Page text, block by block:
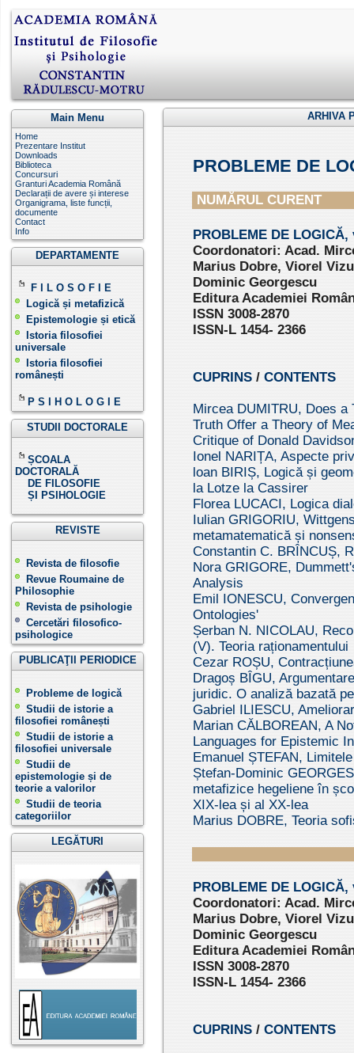
Main Menu
Home
Prezentare Institut
Downloads
Biblioteca
Concursuri
Granturi Academia Română
Declarații de avere și interese
Organigrama, liste funcții,
documente
Contact
Info
DEPARTAMENTE
F I L O S O F I E
Logică și metafizică
Epistemologie și etică
Istoria filosofiei
universale
Istoria filosofiei
românești
P S I H O L O G I E
STUDII DOCTORALE
ȘCOALA
DOCTORALĂ
DE FILOSOFIE
ȘI PSIHOLOGIE
REVISTE
Revista de filosofie
Revue Roumaine de
Philosophie
Revista de psihologie
Cercetări filosofico-
psihologice
PUBLICAŢII PERIODICE
Probleme de logică
Studii de istorie a
filosofiei românești
Studii de istorie a
filosofiei universale
Studii de
epistemologie și de
teorie a valorilor
Studii de teoria
categoriilor
LEGĂTURI
ARHIVA
PROBLEME DE
NUMĂRUL CURENT
PROBLEME DE
Coordonatori: Acad.
Marius Dobre, Viorel
Dominic Georgescu
Editura Academiei
ISSN 3008-2870
ISSN-L 1454- 2366
CUPRINS / CONTENTS
Mircea DUMITRU, Does a
Truth Offer a Theory of
Critique of Donald
Ionel NARIȚA, Aspecte
loan BIRIȘ, Logică și
la Lotze la Cassirer
Florea LUCACI, Logica
Iulian GRIGORIU,
metamatematică și
Constantin C. BRÎNCUȘ,
Nora GRIGORE,
Analysis
Emil IONESCU,
Ontologies'
Șerban N. NICOLAU,
(V). Teoria raționamentului
Cezar ROȘU,
Dragoș BÎGU,
juridic. O analiză bazată
Gabriel ILIESCU,
Marian CĂLBOREAN, A
Languages for Epistemic
Emanuel ȘTEFAN,
Ștefan-Dominic
metafizice hegeliene în
XIX-lea și al XX-lea
Marius DOBRE, Teoria
PROBLEME DE LOGICĂ,
Coordonatori: Acad.
Marius Dobre, Viorel
Dominic Georgescu
Editura Academiei
ISSN 3008-2870
ISSN-L 1454- 2366
CUPRINS / CONTENTS